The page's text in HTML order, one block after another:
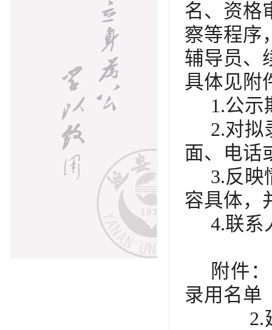
名、资格
察等程序
辅导员、
具体见附
1.公示
2.对拟
面、电话
3.反映
容具体，
4.联系
附件：
录用名
2.